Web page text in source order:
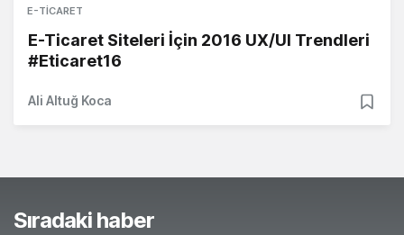
E-TICARET
E-Ticaret Siteleri İçin 2016 UX/UI Trendleri
#Eticaret16
Ali Altuğ Koca
Sıradaki haber